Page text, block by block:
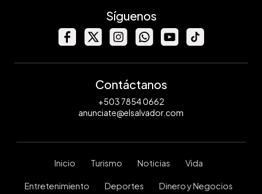
Síguenos
Contáctanos
+503 7854 0662
anunciate@elsalvador.com
Inicio Turismo Noticias Vida
Entretenimiento Deportes Dinero y Negocios